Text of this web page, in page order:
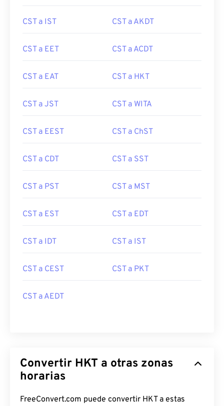
CST a IST CST a AKDT
CST a EET CST a ACDT
CST a EAT CST a HKT
CST a JST CST a WITA
CST a EEST CST a ChST
CST a CDT CST a SST
CST a PST CST a MST
CST a EST CST a EDT
CST a IDT CST a IST
CST a CEST CST a PKT
CST a AEDT
Convertir HKT a otras zonas
horarias
FreeConvert.com puede convertir HKT a estas